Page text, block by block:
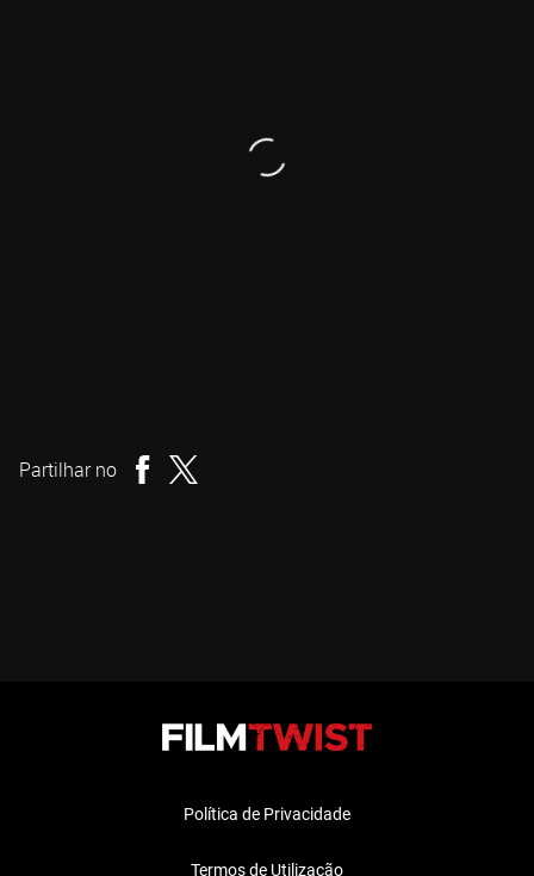
Partilhar no
Política de Privacidade
Termos de Utilização